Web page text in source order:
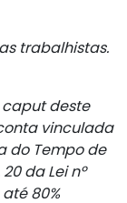
trabalhistas.
caput deste
vinculada
do Tempo de
da Lei nº
80%